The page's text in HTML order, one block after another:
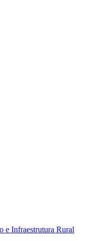
e Infraestrutura Rural